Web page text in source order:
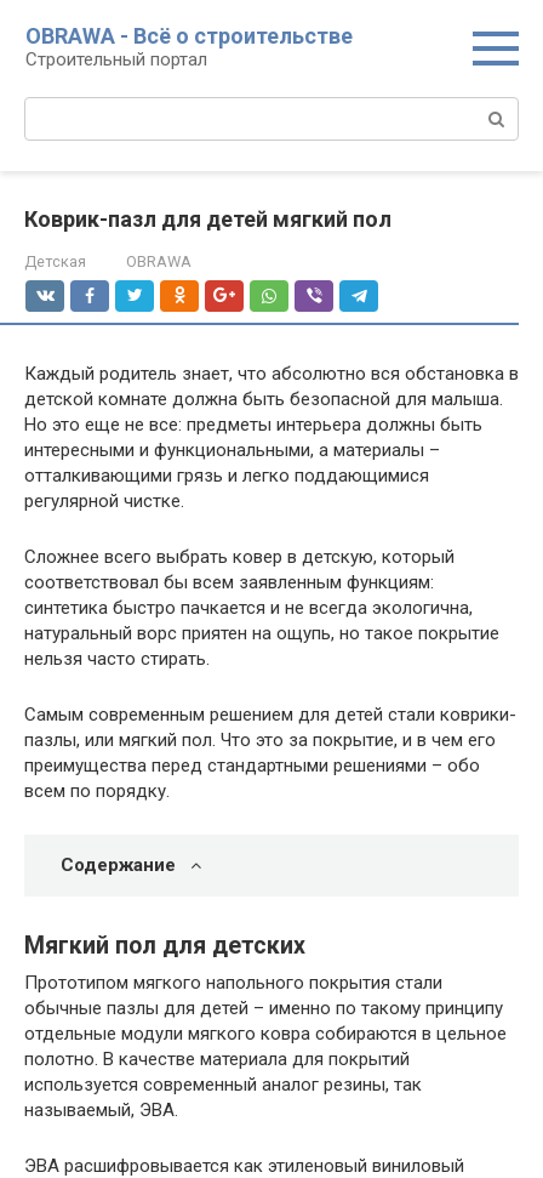
контенту
OBRAWA - Всё о строительстве
Строительный портал
Коврик-пазл для детей мягкий пол
Детская OBRAWA
Каждый родитель знает, что абсолютно вся обстановка в
детской комнате должна быть безопасной для малыша.
Но это еще не все: предметы интерьера должны быть
интересными и функциональными, а материалы –
отталкивающими грязь и легко поддающимися
регулярной чистке.
Сложнее всего выбрать ковер в детскую, который
соответствовал бы всем заявленным функциям:
синтетика быстро пачкается и не всегда экологична,
натуральный ворс приятен на ощупь, но такое покрытие
нельзя часто стирать.
Самым современным решением для детей стали коврики-
пазлы, или мягкий пол. Что это за покрытие, и в чем его
преимущества перед стандартными решениями – обо
всем по порядку.
Содержание
Мягкий пол для детских
Прототипом мягкого напольного покрытия стали
обычные пазлы для детей – именно по такому принципу
отдельные модули мягкого ковра собираются в цельное
полотно. В качестве материала для покрытий
используется современный аналог резины, так
называемый, ЭВА.
ЭВА расшифровывается как этиленовый виниловый